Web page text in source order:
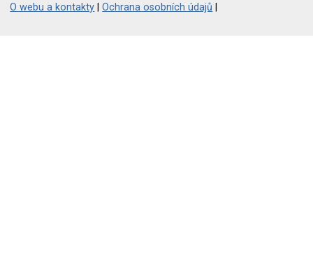
O webu a kontakty |Ochrana osobních údajů